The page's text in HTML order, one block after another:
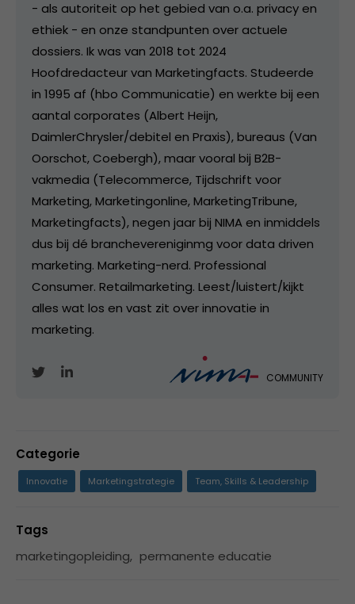
- als autoriteit op het gebied van o.a. privacy en
ethiek - en onze standpunten over actuele
dossiers. Ik was van 2018 tot 2024
Hoofdredacteur van Marketingfacts. Studeerde
in 1995 af (hbo Communicatie) en werkte bij een
aantal corporates (Albert Heijn,
DaimlerChrysler/debitel en Praxis), bureaus (Van
Oorschot, Coebergh), maar vooral bij B2B-
vakmedia (Telecommerce, Tijdschrift voor
Marketing, Marketingonline, MarketingTribune,
Marketingfacts), negen jaar bij NIMA en inmiddels
dus bij dé branchevereniginmg voor data driven
marketing. Marketing-nerd. Professional
Consumer. Retailmarketing. Leest/luistert/kijkt
alles wat los en vast zit over innovatie in
marketing.
COMMUNITY
Categorie
Innovatie Marketingstrategie Team, Skills & Leadership
Tags
marketingopleiding, permanente educatie